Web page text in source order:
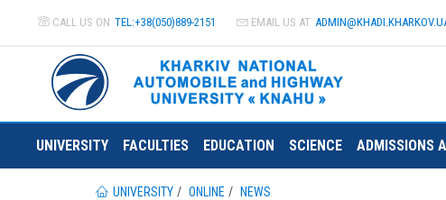
CALL US ON TEL:+38(050)889-2151 EMAIL US AT ADMIN@KHADI.KHARKOV.
UNIVERSITY FACULTIES EDUCATION SCIENCE ADMISSIONS
UNIVERSITY ONLINE NEWS